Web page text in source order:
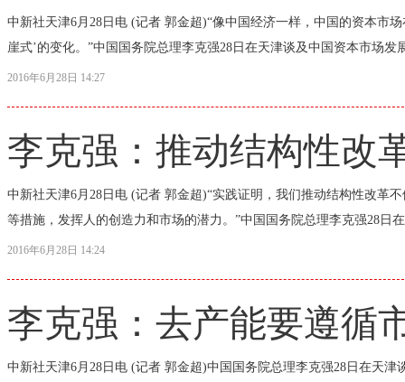
中新社天津6月28日电 (记者 郭金超)“像中国经济一样，中国的资本市
崖式’的变化。”中国国务院总理李克强28日在天津谈及中国资本市场
2016年6月28日 14:27
李克强：推动结构性改
中新社天津6月28日电 (记者 郭金超)“实践证明，我们推动结构性改革
等措施，发挥人的创造力和市场的潜力。”中国国务院总理李克强28日
2016年6月28日 14:24
李克强：去产能要遵循
中新社天津6月28日电 (记者 郭金超)中国国务院总理李克强28日在天